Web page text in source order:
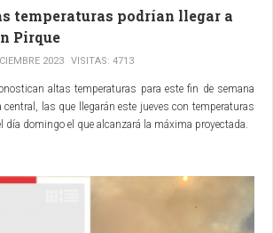
temperaturas podrían llegar a
Pirque
2023 VISITAS: 4713
altas temperaturas para este fin de semana
las que llegarán este jueves con temperaturas
día domingo el que alcanzará la máxima proyectada.